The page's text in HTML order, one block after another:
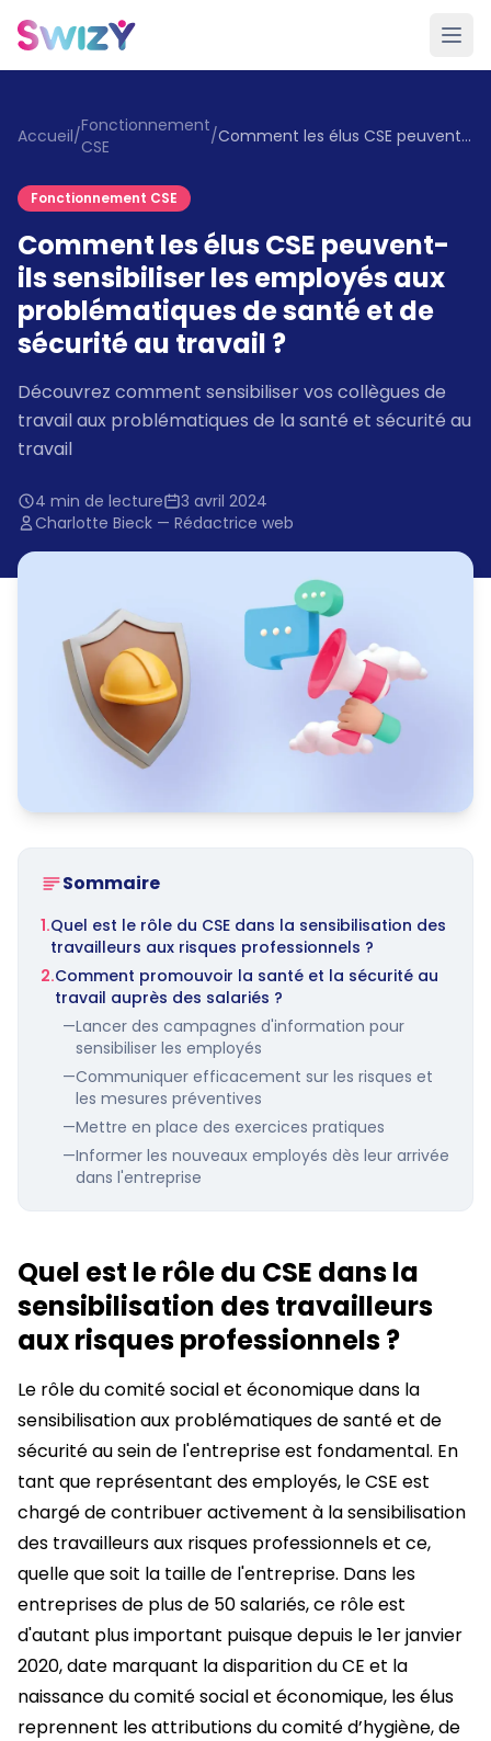
Accueil/Fonctionnement
CSE
/ Comment les élus CSE peuvent-ils sensibiliser les employés aux problématiques de santé et de sécurité au travail ?
Fonctionnement CSE
Comment les élus CSE peuvent-
ils sensibiliser les employés aux
problématiques de santé et de
sécurité au travail ?
Découvrez comment sensibiliser vos collègues de
travail aux problématiques de la santé et sécurité au
travail
4 min de lecture
3 avril 2024
Charlotte Bieck — Rédactrice web
Sommaire
1.Quel est le rôle du CSE dans la sensibilisation des
travailleurs aux risques professionnels ?
2.Comment promouvoir la santé et la sécurité au
travail auprès des salariés ?
—Lancer des campagnes d'information pour
sensibiliser les employés
—Communiquer efficacement sur les risques et
les mesures préventives
—Mettre en place des exercices pratiques
—Informer les nouveaux employés dès leur arrivée
dans l'entreprise
Quel est le rôle du CSE dans la
sensibilisation des travailleurs
aux risques professionnels ?
Le rôle du comité social et économique dans la
sensibilisation aux problématiques de santé et de
sécurité au sein de l'entreprise est fondamental. En
tant que représentant des employés, le CSE est
chargé de contribuer activement à la sensibilisation
des travailleurs aux risques professionnels et ce,
quelle que soit la taille de l'entreprise. Dans les
entreprises de plus de 50 salariés, ce rôle est
d'autant plus important puisque depuis le 1er janvier
2020, date marquant la disparition du CE et la
naissance du comité social et économique, les élus
reprennent les attributions du comité d’hygiène, de